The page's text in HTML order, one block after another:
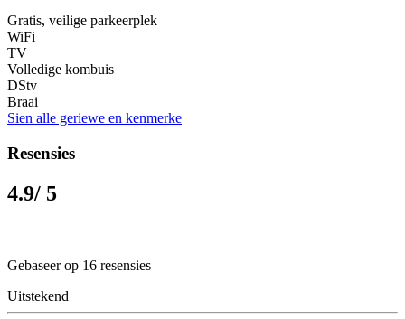
Gratis, veilige parkeerplek
WiFi
TV
Volledige kombuis
DStv
Braai
Sien alle geriewe en kenmerke
Resensies
4.9/ 5
Gebaseer op 16 resensies
Uitstekend